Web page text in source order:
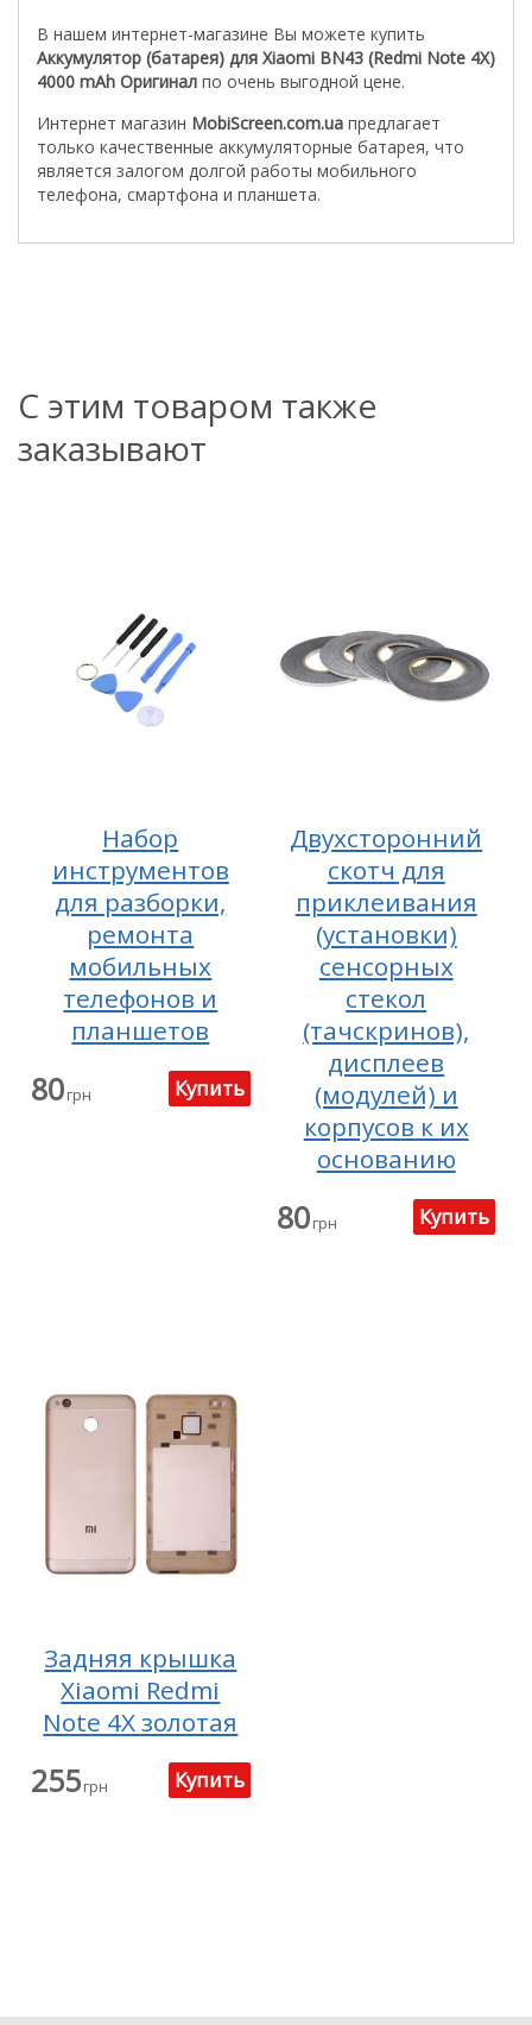
В нашем интернет-магазине Вы можете купить
Аккумулятор (батарея) для Xiaomi BN43 (Redmi Note 4X)
4000 mAh Оригинал по очень выгодной цене.
Интернет магазин MobiScreen.com.ua предлагает
только качественные аккумуляторные батарея, что
является залогом долгой работы мобильного
телефона, смартфона и планшета.
С этим товаром также
заказывают
Набор
инструментов
для разборки,
ремонта
мобильных
телефонов и
планшетов
80грн
Двухсторонний
скотч для
приклеивания
(установки)
сенсорных
стекол
(тачскринов),
дисплеев
(модулей) и
корпусов к их
основанию
80грн
Задняя крышка
Xiaomi Redmi
Note 4X золотая
255грн